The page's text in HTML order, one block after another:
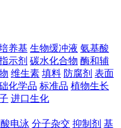
养基 生物缓冲液 氨基酸
示剂 碳水化合物 酶和辅
维生素 填料 防腐剂 表面
化学品 标准品 植物生长
进口生化
电泳 分子杂交 抑制剂 基